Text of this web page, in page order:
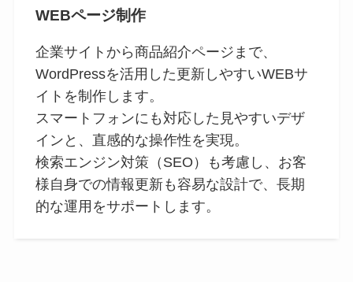
WEBページ制作
企業サイトから商品紹介ページまで、
WordPressを活用した更新しやすいWEBサ
イトを制作します。
スマートフォンにも対応した見やすいデザ
インと、直感的な操作性を実現。
検索エンジン対策（SEO）も考慮し、お客
様自身での情報更新も容易な設計で、長期
的な運用をサポートします。